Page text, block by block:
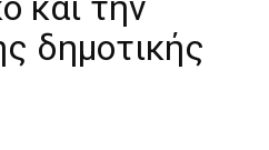
δημοτικής